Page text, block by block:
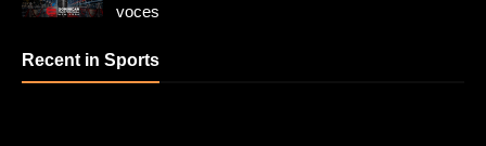
voces
Recent in Sports